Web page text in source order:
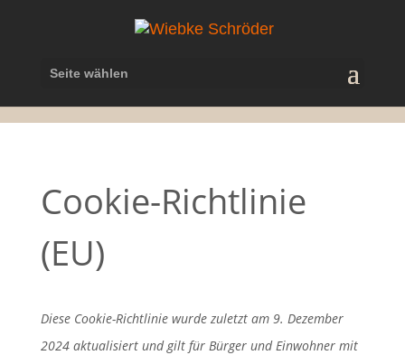
Seite wählen
Cookie-Richtlinie
(EU)
Diese Cookie-Richtlinie wurde zuletzt am 9. Dezember
2024 aktualisiert und gilt für Bürger und Einwohner mit